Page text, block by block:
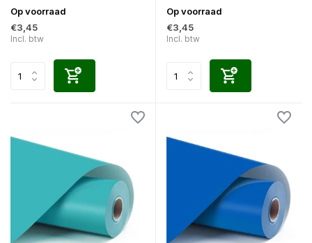
Op voorraad
€3,45
Incl. btw
Op voorraad
€3,45
Incl. btw